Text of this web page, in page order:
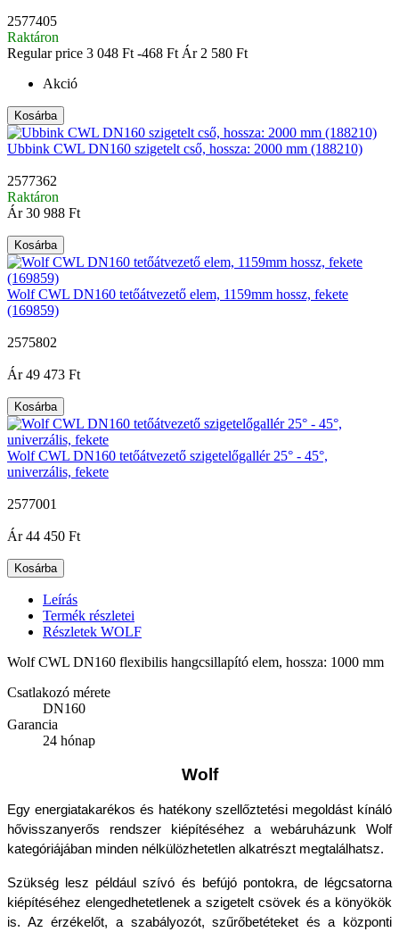
2577405
Raktáron
Regular price 3 048 Ft -468 Ft Ár 2 580 Ft
Akció
Kosárba
Ubbink CWL DN160 szigetelt cső, hossza: 2000 mm (188210)
2577362
Raktáron
Ár 30 988 Ft
Kosárba
Wolf CWL DN160 tetőátvezető elem, 1159mm hossz, fekete
(169859)
2575802
Ár 49 473 Ft
Kosárba
Wolf CWL DN160 tetőátvezető szigetelőgallér 25° - 45°,
univerzális, fekete
2577001
Ár 44 450 Ft
Kosárba
Leírás
Termék részletei
Részletek WOLF
Wolf CWL DN160 flexibilis hangcsillapító elem, hossza: 1000 mm
Csatlakozó mérete
DN160
Garancia
24 hónap
Wolf
Egy energiatakarékos és hatékony szellőztetési megoldást kínáló
hővisszanyerős rendszer kiépítéséhez a webáruházunk Wolf
kategóriájában minden nélkülözhetetlen alkatrészt megtalálhatsz.
Szükség lesz például szívó és befújó pontokra, de légcsatorna
kiépítéséhez elengedhetetlenek a szigetelt csövek és a könyökök
is. Az érzékelőt, a szabályozót, szűrőbetéteket és a központi